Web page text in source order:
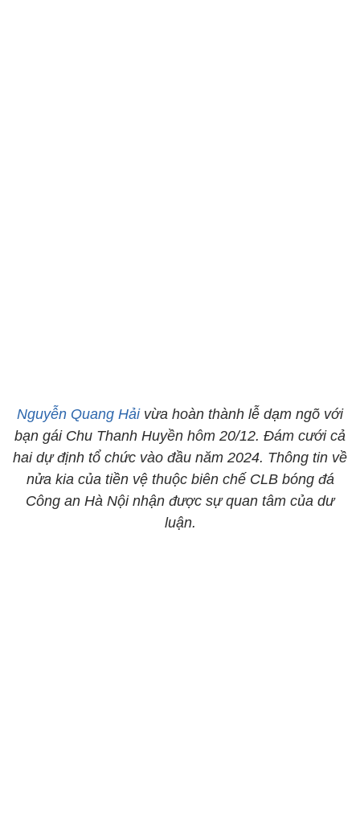
Nguyễn Quang Hảivừa hoàn thành lễ dạm ngõ với
bạn gái Chu Thanh Huyền hôm 20/12. Đám cưới cả
hai dự định tổ chức vào đầu năm 2024. Thông tin về
nửa kia của tiền vệ thuộc biên chế CLB bóng đá
Công an Hà Nội nhận được sự quan tâm của dư
luận.